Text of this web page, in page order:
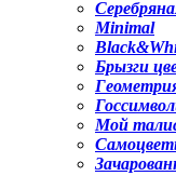
Minimal
Брызги
Мой